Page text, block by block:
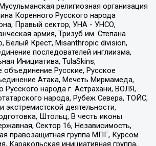
религиозная организация
Коренного Русского народа
Правый сектор, УНА - УНСО,
армия, Тризуб им. Степана
Белый Крест, Misanthropic division,
последователей инглиизма,
Инициатива, TulaSkins,
объединение Русские, Русское
Атака, Мечеть Мирмамеда,
народа г. Астрахани, ВОЛЯ,
народа, Рубеж Севера, ТОЙС,
экстремистской деятельности,
Штольц, В честь иконы
Сектор 16, Независимость,
правозащитная группа МПГ, Курсом
Каракольская инициативная группа,